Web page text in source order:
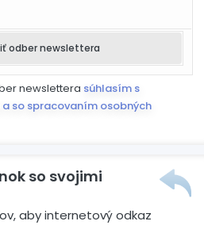
odber newslettera
newslettera súhlasím s
so spracovaním osobných
so svojimi
aby internetový odkaz